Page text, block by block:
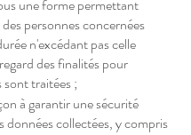
une forme permettant
personnes concernées
n'excédant pas celle
des finalités pour
sont traitées ;
à garantir une sécurité
données collectées, y compris